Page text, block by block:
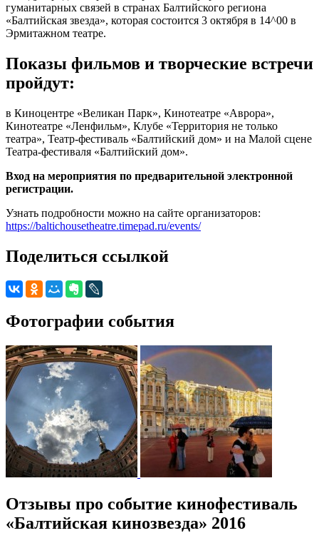
гуманитарных связей в странах Балтийского региона
«Балтийская звезда», которая состоится 3 октября в 14^00 в
Эрмитажном театре.
Показы фильмов и творческие встречи
пройдут:
в Киноцентре «Великан Парк», Кинотеатре «Аврора»,
Кинотеатре «Ленфильм», Клубе «Территория не только
театра», Театр-фестиваль «Балтийский дом» и на Малой сцене
Театра-фестиваля «Балтийский дом».
Вход на мероприятия по предварительной электронной
регистрации.
Узнать подробности можно на сайте организаторов:
https://baltichousetheatre.timepad.ru/events/
Поделиться ссылкой
Фотографии события
Отзывы про событие кинофестиваль
«Балтийская кинозвезда» 2016